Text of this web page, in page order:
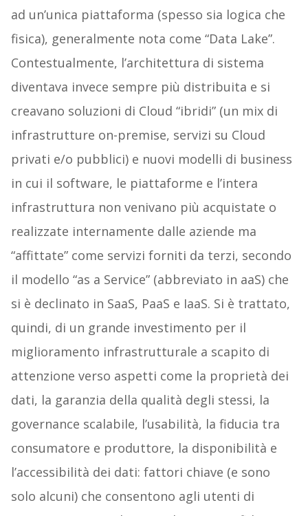
ad un’unica piattaforma (spesso sia logica che
fisica), generalmente nota come “Data Lake”.
Contestualmente, l’architettura di sistema
diventava invece sempre più distribuita e si
creavano soluzioni di Cloud “ibridi” (un mix di
infrastrutture on-premise, servizi su Cloud
privati e/o pubblici) e nuovi modelli di business
in cui il software, le piattaforme e l’intera
infrastruttura non venivano più acquistate o
realizzate internamente dalle aziende ma
“affittate” come servizi forniti da terzi, secondo
il modello “as a Service” (abbreviato in aaS) che
si è declinato in SaaS, PaaS e IaaS. Si è trattato,
quindi, di un grande investimento per il
miglioramento infrastrutturale a scapito di
attenzione verso aspetti come la proprietà dei
dati, la garanzia della qualità degli stessi, la
governance scalabile, l’usabilità, la fiducia tra
consumatore e produttore, la disponibilità e
l’accessibilità dei dati: fattori chiave (e sono
solo alcuni) che consentono agli utenti di